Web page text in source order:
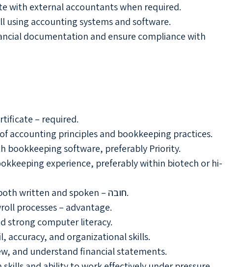
with external accountants when required.
using accounting systems and software.
documentation and ensure compliance with
– required.
accounting principles and bookkeeping practices.
bookkeeping software, preferably Priority.
experience, preferably within biotech or hi-
• High level of English – both written and spoken – חובה.
processes – advantage.
strong computer literacy.
accuracy, and organizational skills.
and understand financial statements.